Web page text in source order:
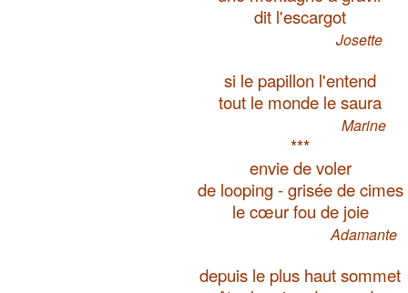
dit l'escargot
Josette
si le papillon l'entend
tout le monde le saura
Marine
***
envie de voler
de looping - grisée de cimes
le cœur fou de joie
Adamante
depuis le plus haut sommet